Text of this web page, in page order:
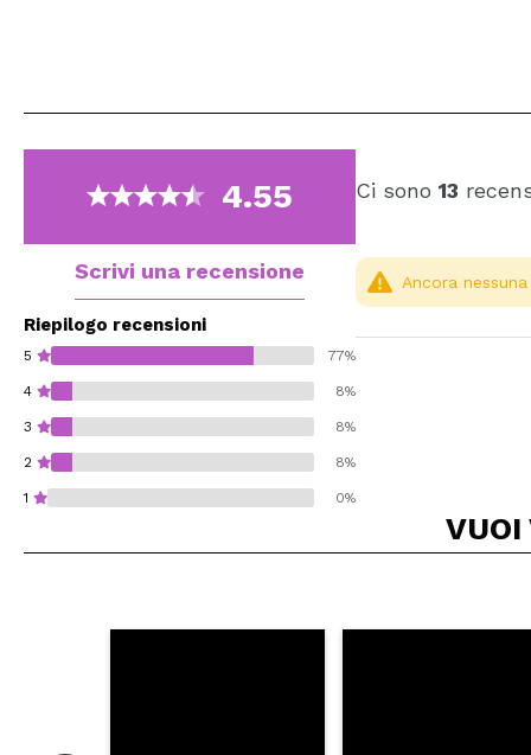
4.55
Scrivi una recensione
Riepilogo recensioni
5 77%
4 8%
3 8%
2 8%
1 0%
Ci sono 13
Ancora
VUOI